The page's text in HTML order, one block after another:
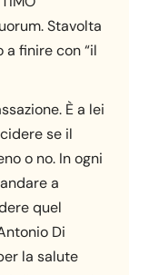
Stavolta
finire con “il
È a lei
se il
o no. In ogni
a
quel
Di
la salute